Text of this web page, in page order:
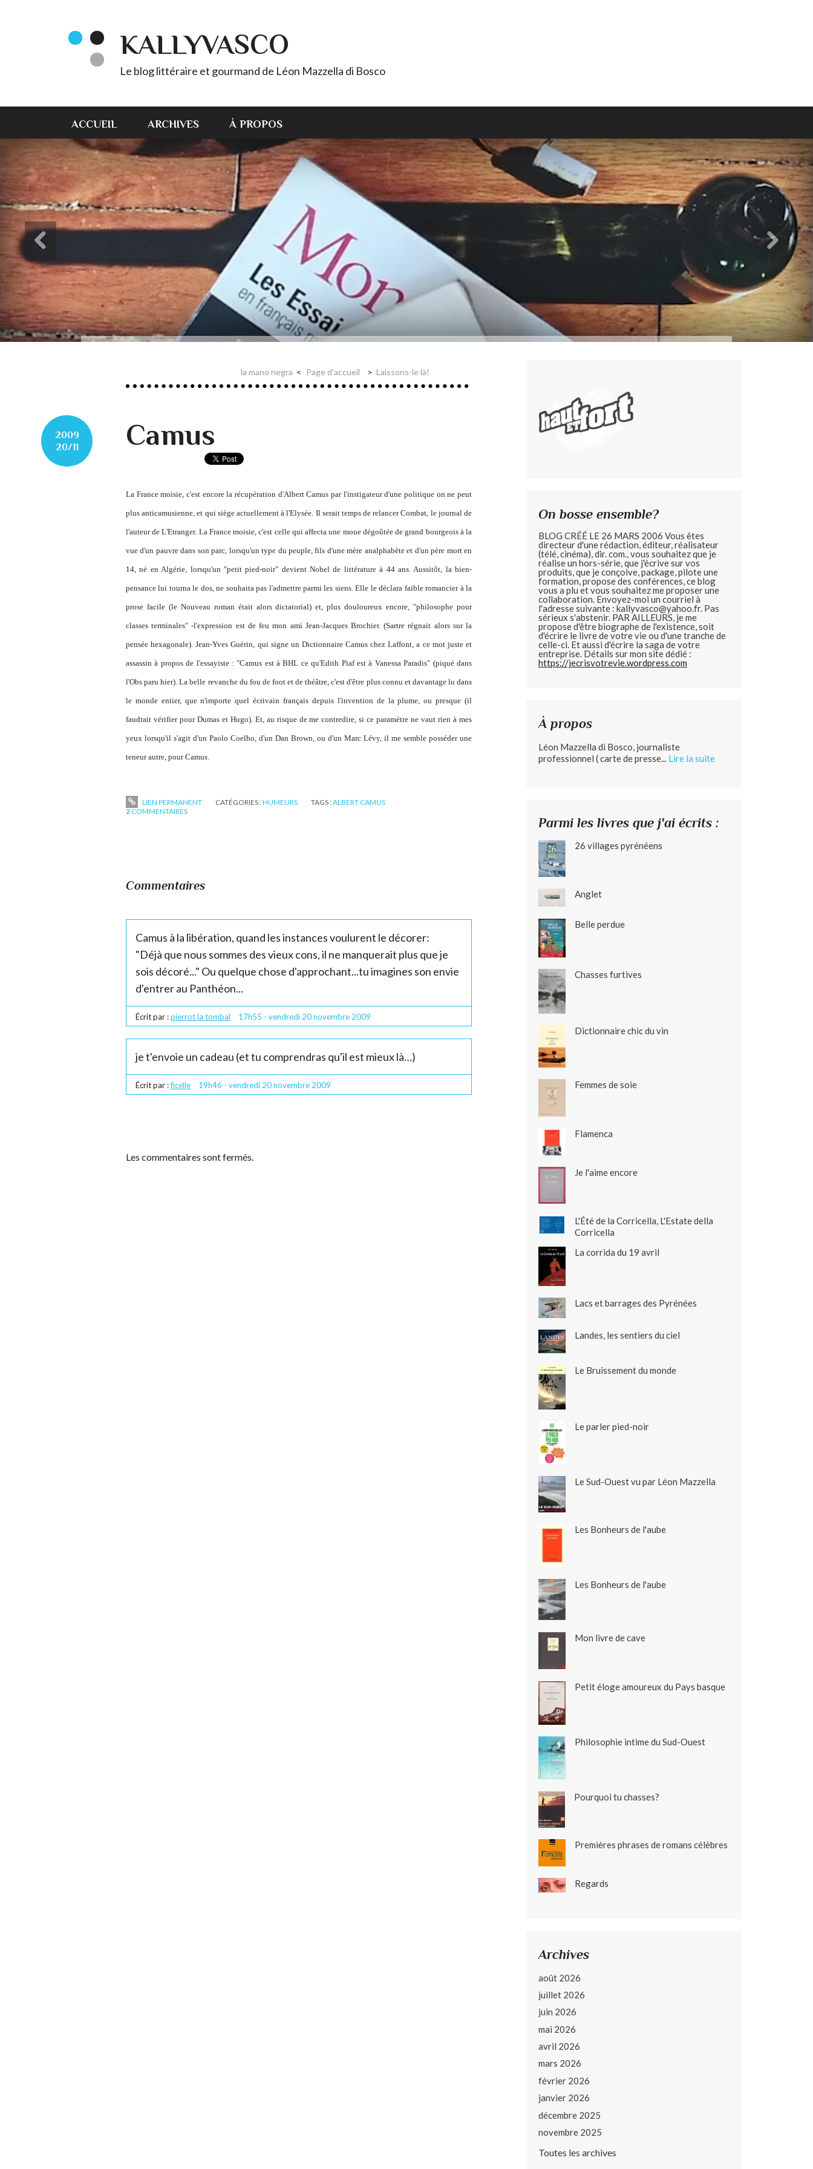
KALLYVASCO
Le blog littéraire et gourmand de Léon Mazzella di Bosco
ACCUEIL ARCHIVES À PROPOS
la mano negra Page d'accueil Laissons-le là!
2009
20/11
Camus
La Francemoisie , c'est encore la récupération d'Albert Camus par l'instigateur d'une politique on ne peut
plusanticamusienne , et qui siège actuellement à l'Elysée. Il serait temps de relancerCombat , le journal de
l'auteur deL'Etranger. La France moisie , c'est celle qui affecta une moue dégoûtée de grand bourgeois à la
vue d'un pauvre dans son parc, lorsqu'un type du peuple, fils d'une mère analphabète et d'un père mort en
14, né en Algérie, lorsqu'un "petit pied-noir" devient Nobel de littérature à 44 ans. Aussitôt, la bien-
pensance lui tourna le dos, ne souhaita pas l'admettre parmi les siens. Elle le déclara faible romancier à la
prose facile (le Nouveau roman était alors dictatorial) et, plus douloureux encore, "philosophe pour
classes terminales" -l'expression est de feu mon ami Jean-Jacques Brochier. (Sartre régnait alors sur la
pensée hexagonale). Jean-Yves Guérin, qui signe un Dictionnaire Camus chez Laffont, a ce mot juste et
assassin à propos de l'essayiste : "Camus est à BHL ce qu'Edith Piaf est à Vanessa Paradis" (piqué dans
l'Obs paru hier). La belle revanche du fou de foot et de théâtre, c'est d'être plus connu et davantage lu dans
le monde entier, que n'importe quel écrivain français depuis l'invention de la plume, ou presque (il
faudrait vérifier pour Dumas et Hugo). Et, au risque de me contredire, si ce paramètre ne vaut rien à mes
yeux lorsqu'il s'agit d'un Paolo Coelho, d'un Dan Brown, ou d'un Marc Lévy, il me semble posséder une
teneur autre, pour Camus.
LIEN PERMANENT CATÉGORIES :HUMEURS TAGS :ALBERT CAMUS
2COMMENTAIRES
Commentaires
Camus à la libération, quand les instances voulurent le décorer:
"Déjà que nous sommes des vieux cons, il ne manquerait plus que je
sois décoré..." Ou quelque chose d'approchant...tu imagines son envie
d'entrer au Panthéon...
Écrit par :pierrot la tombal 17h55 - vendredi 20novembre 2009
je t'envoie un cadeau (et tu comprendras qu'il est mieux là…)
Écrit par :ficelle 19h46 - vendredi 20novembre 2009
Les commentaires sont fermés.
On bosse ensemble?
BLOG CRÉÉ LE 26 MARS 2006 Vous êtes
directeur d'une rédaction, éditeur, réalisateur
(télé, cinéma), dir. com., vous souhaitez que je
réalise un hors-série, que j'écrive sur vos
produits, que je conçoive, package, pilote une
formation, propose des conférences, ce blog
vous a plu et vous souhaitez me proposer une
collaboration. Envoyez-moi un courriel à
l'adresse suivante : kallyvasco@yahoo.fr. Pas
sérieux s'abstenir. PAR AILLEURS, je me
propose d'être biographe de l'existence, soit
d'écrire le livre de votre vie ou d'une tranche de
celle-ci. Et aussi d'écrire la saga de votre
entreprise. Détails sur mon site dédié :
https://jecrisvotrevie.wordpress.com
À propos
Léon Mazzella di Bosco, journaliste
professionnel ( carte de presse... Lire la suite
Parmi les livres que j'ai écrits :
26 villages pyrénéens
Anglet
Belle perdue
Chasses furtives
Dictionnaire chic du vin
Femmes de soie
Flamenca
Je l'aime encore
L'Été de la Corricella, L'Estate della
Corricella
La corrida du 19 avril
Lacs et barrages des Pyrénées
Landes, les sentiers du ciel
Le Bruissement du monde
Le parler pied-noir
Le Sud-Ouest vu par Léon Mazzella
Les Bonheurs de l'aube
Les Bonheurs de l'aube
Mon livre de cave
Petit éloge amoureux du Pays basque
Philosophie intime du Sud-Ouest
Pourquoi tu chasses?
Premières phrases de romans célèbres
Regards
Archives
août 2026
juillet 2026
juin 2026
mai 2026
avril 2026
mars 2026
février 2026
janvier 2026
décembre 2025
novembre 2025
Toutes les archives